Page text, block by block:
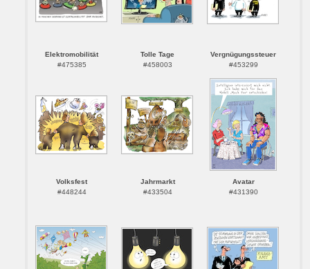
Elektromobilität
#475385
Tolle Tage
#458003
Vergnügungssteuer
#453299
Volksfest
#448244
Jahrmarkt
#433504
Avatar
#431390